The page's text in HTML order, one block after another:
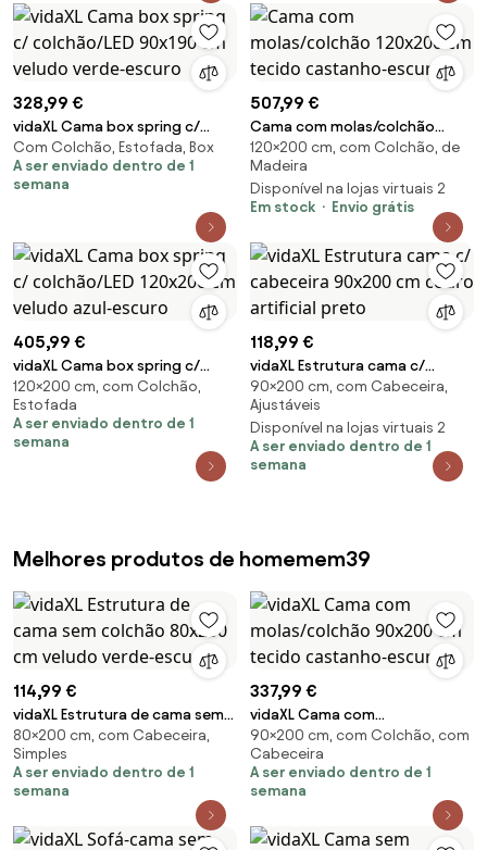
328,99 €
vidaXL Cama box spring c/
colchão/LED 90x190 cm veludo
verde-escuro
Com Colchão, Estofada, Box
A ser enviado dentro de 1
semana
507,99 €
Cama com molas/colchão
120x200 cm tecido castanho-
escuro
120×200 cm, com Colchão, de
Madeira
Disponível na lojas virtuais 2
Em stock
Envio grátis
405,99 €
vidaXL Cama box spring c/
colchão/LED 120x200 cm
veludo azul-escuro
120×200 cm, com Colchão,
Estofada
A ser enviado dentro de 1
semana
118,99 €
vidaXL Estrutura cama c/
cabeceira 90x200 cm couro
artificial preto
90×200 cm, com Cabeceira,
Ajustáveis
Disponível na lojas virtuais 2
A ser enviado dentro de 1
semana
Melhores produtos de homemem39
114,99 €
vidaXL Estrutura de cama sem
colchão 80x200 cm veludo
verde-escuro
80×200 cm, com Cabeceira,
Simples
A ser enviado dentro de 1
semana
337,99 €
vidaXL Cama com
molas/colchão 90x200 cm
tecido castanho-escuro
90×200 cm, com Colchão, com
Cabeceira
A ser enviado dentro de 1
semana